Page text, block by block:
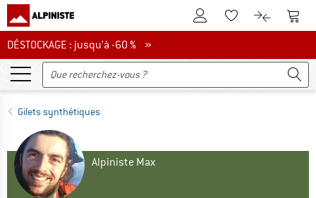
Vers le compte client
Vers la liste
Vers le
DÉSTOCKAGE : jusqu'à -60 %
DÉSTOCKAGE : jusqu'à -60 % »
Gilets synthétiques
Alpiniste Max